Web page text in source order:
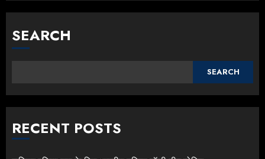
SEARCH
SEARCH
RECENT POSTS